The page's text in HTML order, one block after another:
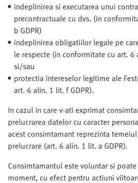
indeplinirea si executarea unui
precontractuale cu dvs. (in
b GDPR)
indeplinirea obligatiilor legale pe
le respecte (in conformitate cu art. 6
si/sau
protectia intereselor legitime ale
art. 6 alin. 1 lit. f GDPR).
In cazul in care v-ati exprimat
prelucrarea datelor cu caracter
acest consimtamant reprezinta
prelucrare (art. 6 alin. 1 lit. a GDPR).
Consimtamantul este voluntar si
moment, cu efect pentru actiuni